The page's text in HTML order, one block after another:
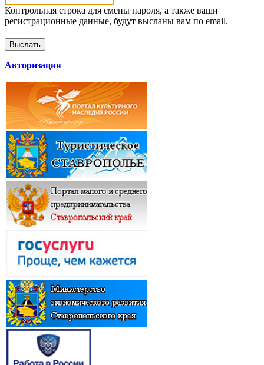
Контрольная строка для смены пароля, а также ваши
регистрационные данные, будут высланы вам по email.
Авторизация